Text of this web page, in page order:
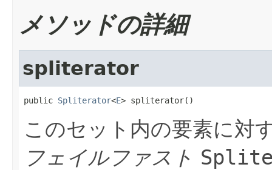
メソッドの詳細
spliterator
public Spliterator<E> spliterator()
このセット内の要素に対
フェイルファスト